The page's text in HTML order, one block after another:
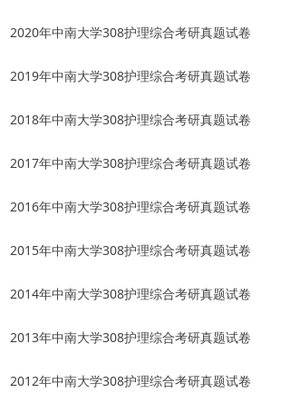
2020年中南大学308护理综合考研真题试卷
2019年中南大学308护理综合考研真题试卷
2018年中南大学308护理综合考研真题试卷
2017年中南大学308护理综合考研真题试卷
2016年中南大学308护理综合考研真题试卷
2015年中南大学308护理综合考研真题试卷
2014年中南大学308护理综合考研真题试卷
2013年中南大学308护理综合考研真题试卷
2012年中南大学308护理综合考研真题试卷